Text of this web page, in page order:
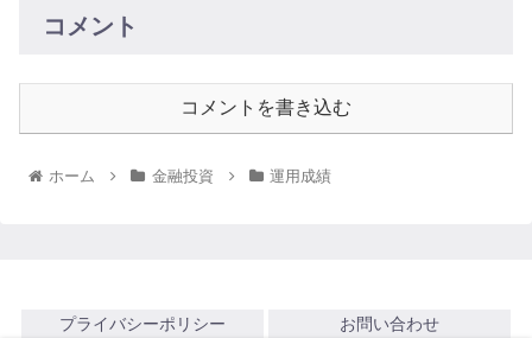
コメント
コメントを書き込む
ホーム 金融投資 運用成績
プライバシーポリシー お問い合わせ